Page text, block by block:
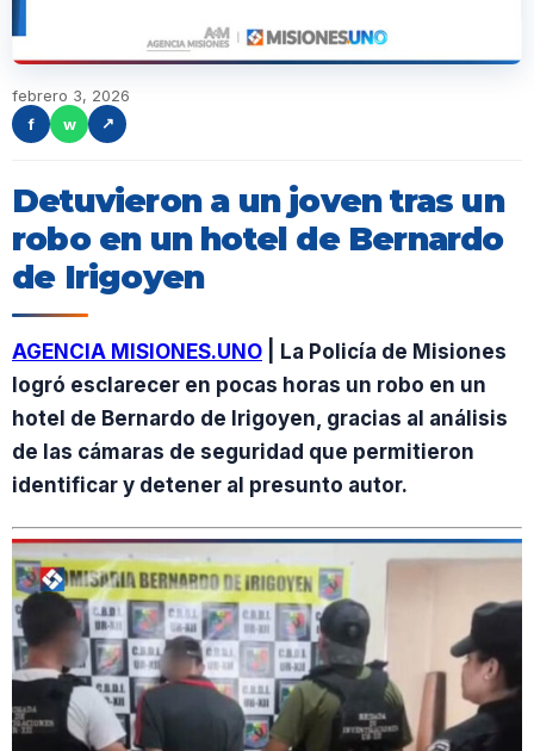
febrero 3, 2026
f
w ↗
Detuvieron a un joven tras un
robo en un hotel de Bernardo
de Irigoyen
AGENCIA MISIONES.UNO | La Policía de Misiones
logró esclarecer en pocas horas un robo en un
hotel de Bernardo de Irigoyen, gracias al análisis
de las cámaras de seguridad que permitieron
identificar y detener al presunto autor.